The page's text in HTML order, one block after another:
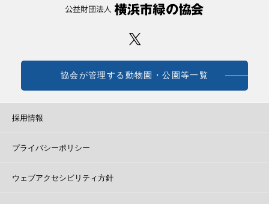
協会が管理する動物園・公園等一覧
採用情報
プライバシーポリシー
ウェブアクセシビリティ方針